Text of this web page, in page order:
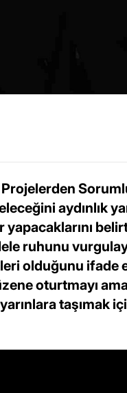
aydınlık
ruhunu
olduğunu ifade
oturtmayı
taşımak